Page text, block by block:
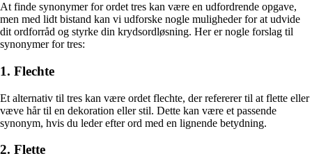
At finde synonymer for ordet tres kan være en udfordrende opgave,
men med lidt bistand kan vi udforske nogle muligheder for at udvide
dit ordforråd og styrke din krydsordløsning. Her er nogle forslag til
synonymer for tres:
1. Flechte
Et alternativ til tres kan være ordet flechte, der refererer til at flette eller
væve hår til en dekoration eller stil. Dette kan være et passende
synonym, hvis du leder efter ord med en lignende betydning.
2. Flette